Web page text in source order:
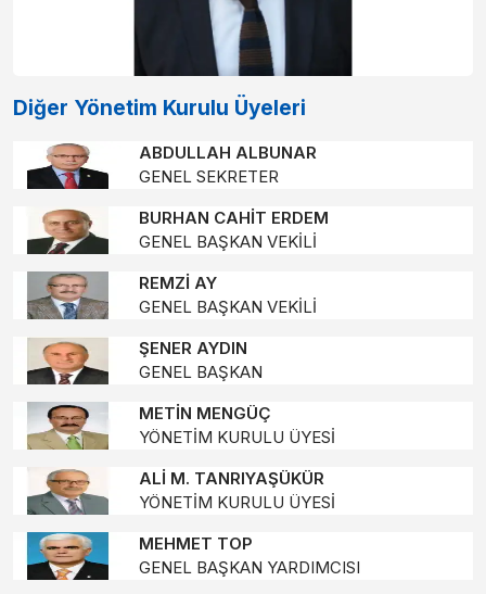
Diğer Yönetim Kurulu Üyeleri
ABDULLAH ALBUNAR
GENEL SEKRETER
BURHAN CAHİT ERDEM
GENEL BAŞKAN VEKİLİ
REMZİ AY
GENEL BAŞKAN VEKİLİ
ŞENER AYDIN
GENEL BAŞKAN
METİN MENGÜÇ
YÖNETİM KURULU ÜYESİ
ALİ M. TANRIYAŞÜKÜR
YÖNETİM KURULU ÜYESİ
MEHMET TOP
GENEL BAŞKAN YARDIMCISI